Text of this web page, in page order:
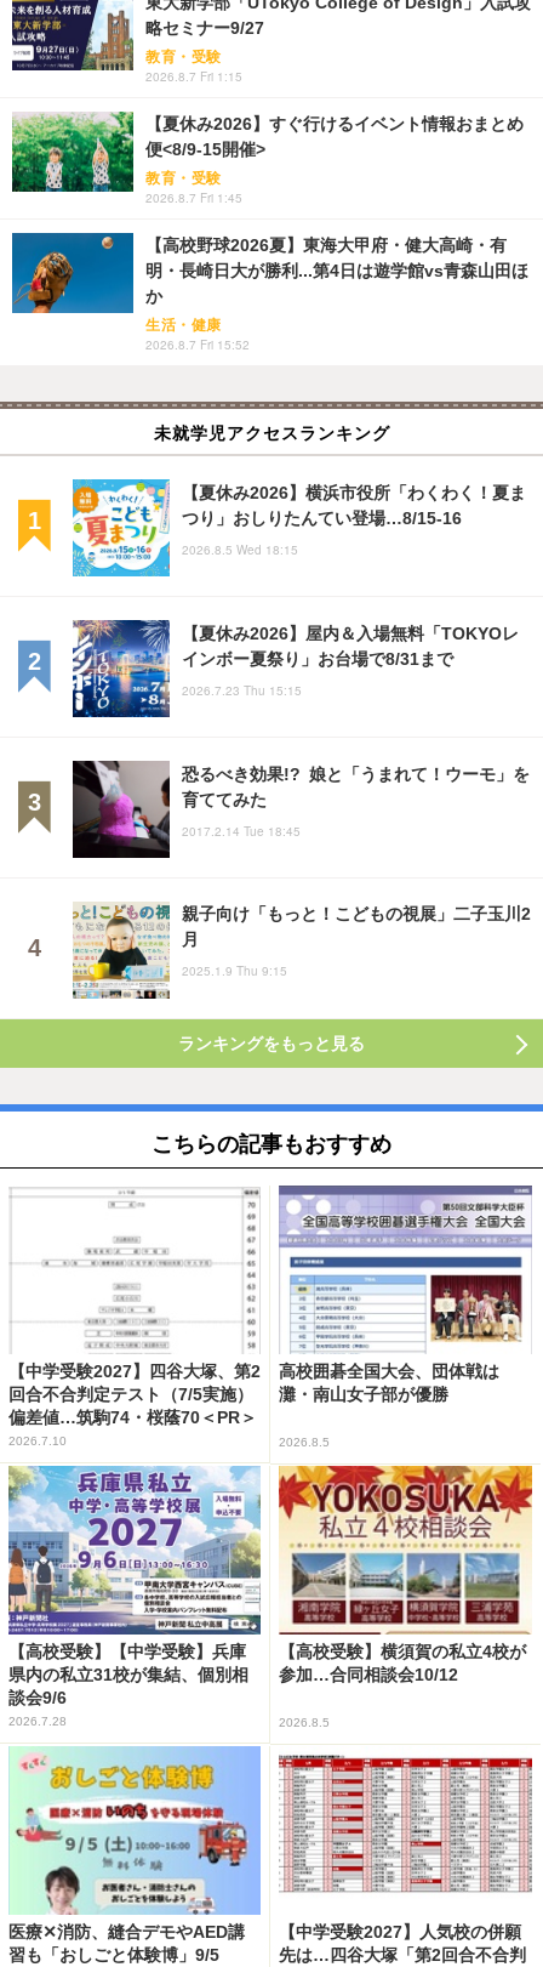
略セミナー9/27
教育・受験
2026.8.7 Fri 1:15
【夏休み2026】すぐ行けるイベント情報おまとめ
便<8/9-15開催>
教育・受験
2026.8.7 Fri 1:45
【高校野球2026夏】東海大甲府・健大高崎・有
明・長崎日大が勝利...第4日は遊学館vs青森山田ほ
か
生活・健康
2026.8.7 Fri 15:52
未就学児アクセスランキング
【夏休み2026】横浜市役所「わくわく！夏ま
つり」おしりたんてい登場…8/15-16
2026.8.5 Wed 18:15
【夏休み2026】屋内＆入場無料「TOKYOレ
インボー夏祭り」お台場で8/31まで
2026.7.23 Thu 15:15
恐るべき効果!? 娘と「うまれて！ウーモ」を
育ててみた
2017.2.14 Tue 18:45
親子向け「もっと！こどもの視展」二子玉川2
月
2025.1.9 Thu 9:15
ランキングをもっと見る
こちらの記事もおすすめ
【中学受験2027】四谷大塚、第2
回合不合判定テスト（7/5実施）
偏差値…筑駒74・桜蔭70＜PR＞
2026.7.10
高校囲碁全国大会、団体戦は
灘・南山女子部が優勝
2026.8.5
【高校受験】【中学受験】兵庫
県内の私立31校が集結、個別相
談会9/6
2026.7.28
【高校受験】横須賀の私立4校が
参加…合同相談会10/12
2026.8.5
医療✕消防、縫合デモやAED講
習も「おしごと体験博」9/5
【中学受験2027】人気校の併願
先は…四谷大塚「第2回合不合判